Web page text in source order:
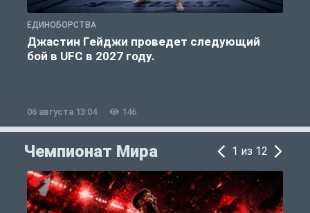
ЕДИНОБОРСТВА
Джастин Гейджи проведет следующий
бой в UFC в 2027 году.
06 августа 13:04 146
Чемпионат Мира 1 из 12